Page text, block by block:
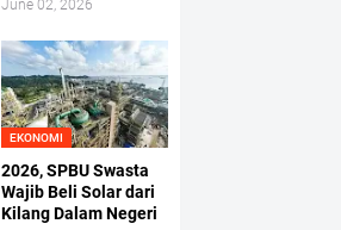
June 02, 2026
EKONOMI
2026, SPBU Swasta
Wajib Beli Solar dari
Kilang Dalam Negeri